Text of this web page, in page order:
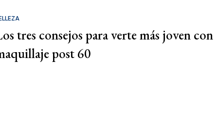
tres consejos para verte más joven con
post 60